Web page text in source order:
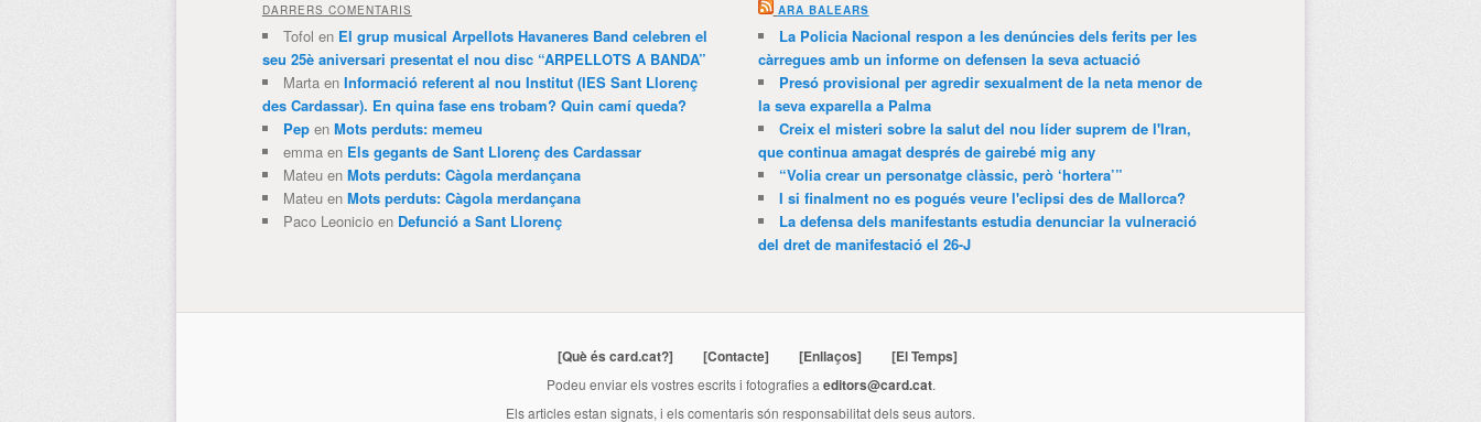
DARRERS COMENTARIS
Tofol en El grup musical Arpellots Havaneres Band celebren el
seu 25è aniversari presentat el nou disc “ARPELLOTS A BANDA”
Martaen Informació referent al nou Institut (IES Sant Llorenç
des Cardassar). En quina fase ens trobam? Quin camí queda?
Pepen Mots perduts: memeu
emmaen Els gegants de Sant Llorenç des Cardassar
Mateuen Mots perduts: Càgola merdançana
Mateuen Mots perduts: Càgola merdançana
Paco Leonicioen Defunció a Sant Llorenç
ARA BALEARS
La Policia Nacional respon a les denúncies dels ferits per les
càrregues amb un informe on defensen la seva actuació
Presó provisional per agredir sexualment de la neta menor de
la seva exparella a Palma
Creix el misteri sobre la salut del nou líder suprem de l'Iran,
que continua amagat després de gairebé mig any
“Volia crear un personatge clàssic, però ‘hortera’”
I si finalment no es pogués veure l'eclipsi des de Mallorca?
La defensa dels manifestants estudia denunciar la vulneració
del dret de manifestació el 26-J
[Què és card.cat?] [Contacte] [Enllaços] [El Temps]
Podeu enviar els vostres escrits i fotografies a editors@card.cat.
Els articles estan signats, i els comentaris són responsabilitat dels seus autors.